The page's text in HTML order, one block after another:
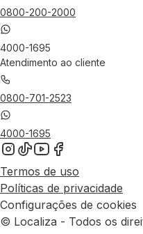
0800-200-2000
4000-1695
Atendimento ao cliente
0800-701-2523
4000-1695
Termos de uso
Políticas de privacidade
Configurações de cookies
© Localiza - Todos os